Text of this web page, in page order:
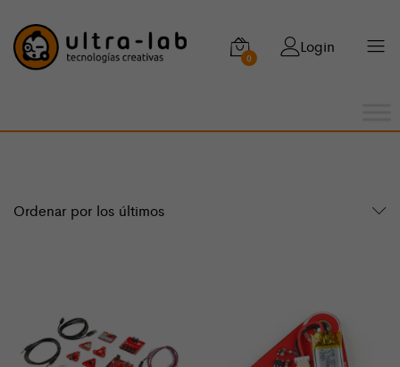
0
Login
Ordenar por los últimos